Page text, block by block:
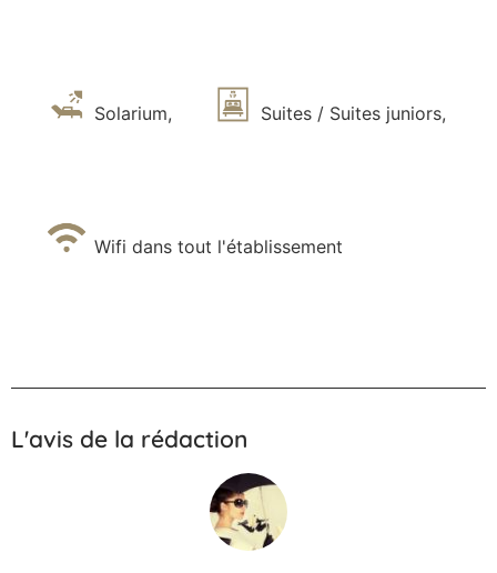
Solarium, Suites / Suites juniors,
Wifi dans tout l'établissement
L'avis de la rédaction